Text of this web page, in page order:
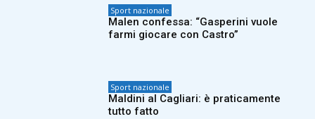
Sport nazionale
Malen confessa: “Gasperini vuole
farmi giocare con Castro”
Sport nazionale
Maldini al Cagliari: è praticamente
tutto fatto